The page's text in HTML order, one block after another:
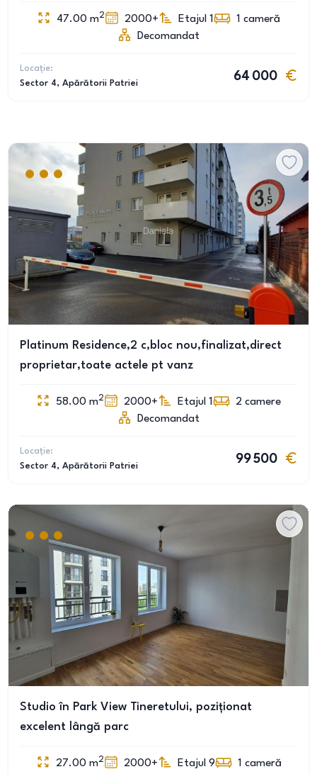
47.00 m2 2000+ Etajul 1 1 cameră
Decomandat
Locație:
Sector 4, Apărătorii Patriei
64 000
Platinum Residence,2 c,bloc nou,finalizat,direct
proprietar,toate actele pt vanz
58.00 m2 2000+ Etajul 1 2 camere
Decomandat
Locație:
Sector 4, Apărătorii Patriei
99 500
Studio în Park View Tineretului, poziționat
excelent lângă parc
27.00 m2 2000+ Etajul 9 1 cameră